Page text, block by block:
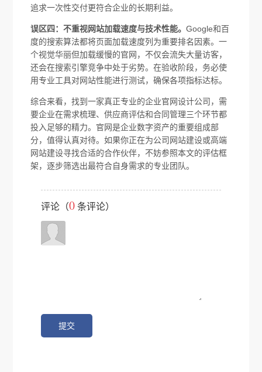
追求一次性交付更符合企业的长期利益。
误区四：不重视网站加载速度与技术性能。Google和百
度的搜索算法都将页面加载速度列为重要排名因素。一
个视觉华丽但加载缓慢的官网，不仅会流失大量访客，
还会在搜索引擎竞争中处于劣势。在验收阶段，务必使
用专业工具对网站性能进行测试，确保各项指标达标。
综合来看，找到一家真正专业的企业官网设计公司，需
要企业在需求梳理、供应商评估和合同管理三个环节都
投入足够的精力。官网是企业数字资产的重要组成部
分，值得认真对待。如果你正在为公司网站建设或高端
网站建设寻找合适的合作伙伴，不妨参照本文的评估框
架，逐步筛选出最符合自身需求的专业团队。
评论（0条评论）